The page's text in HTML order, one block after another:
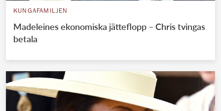
KUNGAFAMILJEN
Madeleines ekonomiska jätteflopp – Chris tvingas
betala